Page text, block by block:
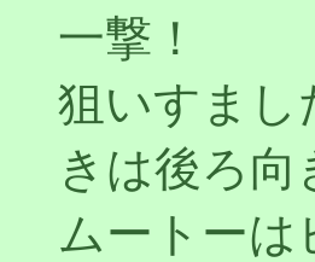
一撃！
狙いすまし
きは後ろ
ムートー